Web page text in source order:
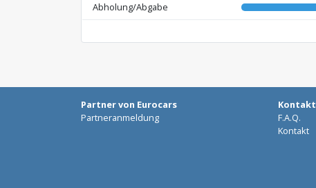
Abholung/Abgabe
Partner von Eurocars
Partneranmeldung
Kontakt
F.A.Q.
Kontakt